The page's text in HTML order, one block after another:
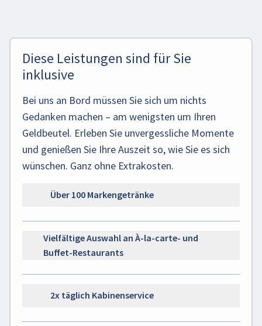
Diese Leistungen sind für Sie
inklusive
Bei uns an Bord müssen Sie sich um nichts
Gedanken machen – am wenigsten um Ihren
Geldbeutel. Erleben Sie unvergessliche Momente
und genießen Sie Ihre Auszeit so, wie Sie es sich
wünschen. Ganz ohne Extrakosten.
Über 100 Markengetränke
Vielfältige Auswahl an À-la-carte- und
Buffet-Restaurants
2x täglich Kabinenservice